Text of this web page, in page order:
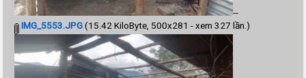
--
IMG_5553.JPG(15.42 KiloByte, 500x281 - xem 327 lần.)